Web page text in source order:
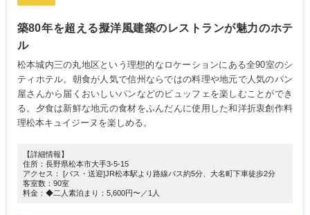
築80年を超える擬洋風建築のレストランが魅力のホテ
ル
松本城内三の丸地区という理想的なロケーションにある全90室のシ
ティホテル。朝食が人気で信州ならではの料理や地元で人気のパン
屋さんから届くおいしいパンなどのビュッフェを楽しむことができ
る。夕食は新鮮な地元の食材をふんだんに使用した和洋折衷創作料
理松本キュイジーヌを楽しめる。
【詳細情報】
住所：長野県松本市大手3-5-15
アクセス： [バス・送迎]JR松本駅より路線バス約5分、大名町下車徒歩2分
客室数：90室
料金：◆二人素泊まり：5,600円〜／1人